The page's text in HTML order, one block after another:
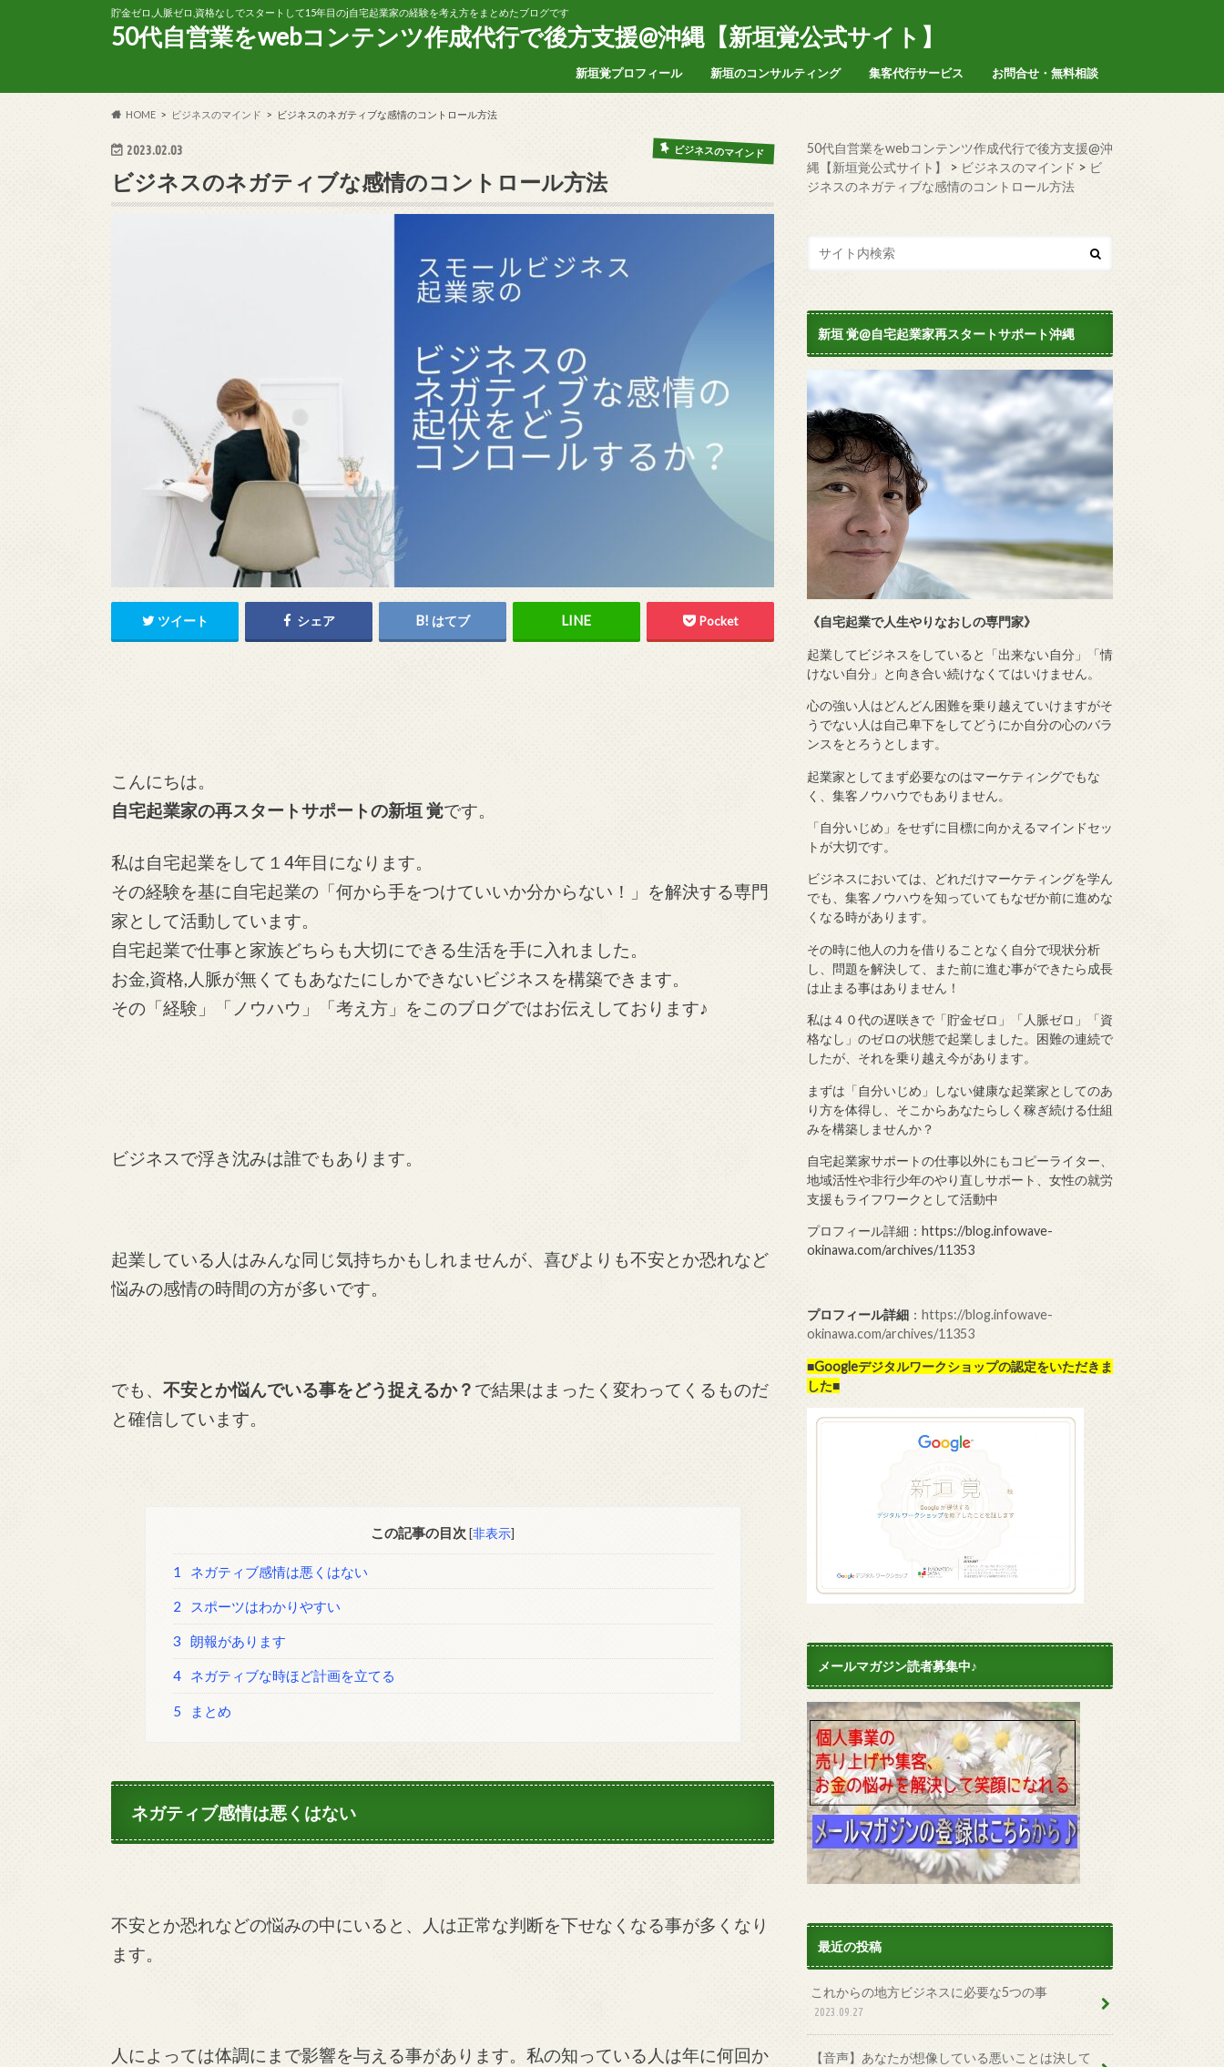
貯金ゼロ,人脈ゼロ,資格なしでスタートして15年目のj自宅起業家の経験を考え方をまとめたブログです
50代自営業をwebコンテンツ作成代行で後方支援@沖縄【新垣覚公式サイト】
新垣覚プロフィール 新垣のコンサルティング 集客代行サービス お問合せ・無料相談
HOME ビジネスのマインド ビジネスのネガティブな感情のコントロール方法
2023.02.03 ビジネスのマインド
ビジネスのネガティブな感情のコントロール方法
ツイート シェア はてブ Pocket
こんにちは。
自宅起業家の再スタートサポートの新垣 覚です。
私は自宅起業をして１4年目になります。
その経験を基に自宅起業の「何から手をつけていいか分からない！」を解決する専門
家として活動しています。
自宅起業で仕事と家族どちらも大切にできる生活を手に入れました。
お金,資格,人脈が無くてもあなたにしかできないビジネスを構築できます。
その「経験」「ノウハウ」「考え方」をこのブログではお伝えしております♪
ビジネスで浮き沈みは誰でもあります。
起業している人はみんな同じ気持ちかもしれませんが、喜びよりも不安とか恐れなど
悩みの感情の時間の方が多いです。
でも、 不安とか悩んでいる事をどう捉えるか？ で結果はまったく変わってくるものだ
と確信しています。
この記事の目次 [非表示]
1 ネガティブ感情は悪くはない
2 スポーツはわかりやすい
3 朗報があります
4 ネガティブな時ほど計画を立てる
5 まとめ
ネガティブ感情は悪くはない
不安とか恐れなどの悩みの中にいると、人は正常な判断を下せなくなる事が多くなり
ます。
人によっては体調にまで影響を与える事があります。私の知っている人は年に何回か
50代自営業をwebコンテンツ作成代行で後方支援@沖
縄【新垣覚公式サイト】
> ビジネスのマインド > ビ
ジネスのネガティブな感情のコントロール方法
新垣 覚@自宅起業家再スタートサポート沖縄
《自宅起業で人生やりなおしの専門家》
起業してビジネスをしていると「出来ない自分」「情
けない自分」と向き合い続けなくてはいけません。
心の強い人はどんどん困難を乗り越えていけますがそ
うでない人は自己卑下をしてどうにか自分の心のバラ
ンスをとろうとします。
起業家としてまず必要なのはマーケティングでもな
く、集客ノウハウでもありません。
「自分いじめ」をせずに目標に向かえるマインドセッ
トが大切です。
ビジネスにおいては、どれだけマーケティングを学ん
でも、集客ノウハウを知っていてもなぜか前に進めな
くなる時があります。
その時に他人の力を借りることなく自分で現状分析
し、問題を解決して、また前に進む事ができたら成長
は止まる事はありません！
私は４０代の遅咲きで「貯金ゼロ」「人脈ゼロ」「資
格なし」のゼロの状態で起業しました。困難の連続で
したが、それを乗り越え今があります。
まずは「自分いじめ」しない健康な起業家としてのあ
り方を体得し、そこからあなたらしく稼ぎ続ける仕組
みを構築しませんか？
自宅起業家サポートの仕事以外にもコピーライター、
地域活性や非行少年のやり直しサポート、女性の就労
支援もライフワークとして活動中
プロフィール詳細：https://blog.infowave-
okinawa.com/archives/11353
プロフィール詳細 ： https://blog.infowave-
okinawa.com/archives/11353
■Googleデジタルワークショップの認定をいただきま
した■
メールマガジン読者募集中♪
最近の投稿
これからの地方ビジネスに必要な5つの事
2023.09.27
【音声】あなたが想像している悪いことは決して